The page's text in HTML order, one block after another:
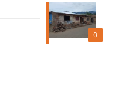
0